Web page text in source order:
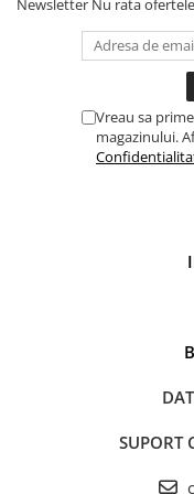
Newsletter Nu rata
Vreau sa
magazinului.
SUPORT